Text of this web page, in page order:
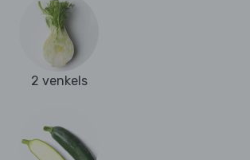
2 venkels